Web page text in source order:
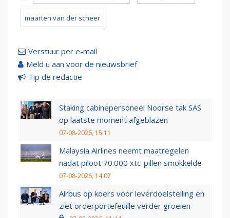
maarten van der scheer
Verstuur per e-mail
Meld u aan voor de nieuwsbrief
Tip de redactie
Staking cabinepersoneel Noorse tak SAS
op laatste moment afgeblazen
07-08-2026, 15:11
Malaysia Airlines neemt maatregelen
nadat piloot 70.000 xtc-pillen smokkelde
07-08-2026, 14:07
Airbus op koers voor leverdoelstelling en
ziet orderportefeuille verder groeien